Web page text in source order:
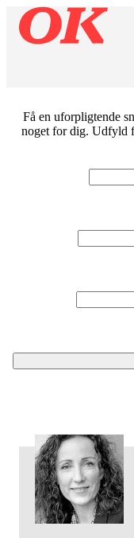
Få en uforpligtende
noget for dig. Udfyld